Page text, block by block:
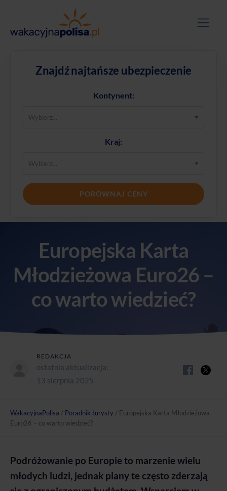
Znajdź najtańsze ubezpieczenie
Kontynent:
Kraj:
PORÓWNAJ CENY
Europejska Karta
Młodzieżowa Euro26 –
co warto wiedzieć?
REDAKCJA
ostatnia aktualizacja:
13 sierpnia 2025
WakacyjnaPolisa / Poradnik turysty / Europejska Karta Młodzieżowa
Euro26 – co warto wiedzieć?
Podróżowanie po Europie to marzenie wielu
młodych ludzi, jednak plany te często zderzają